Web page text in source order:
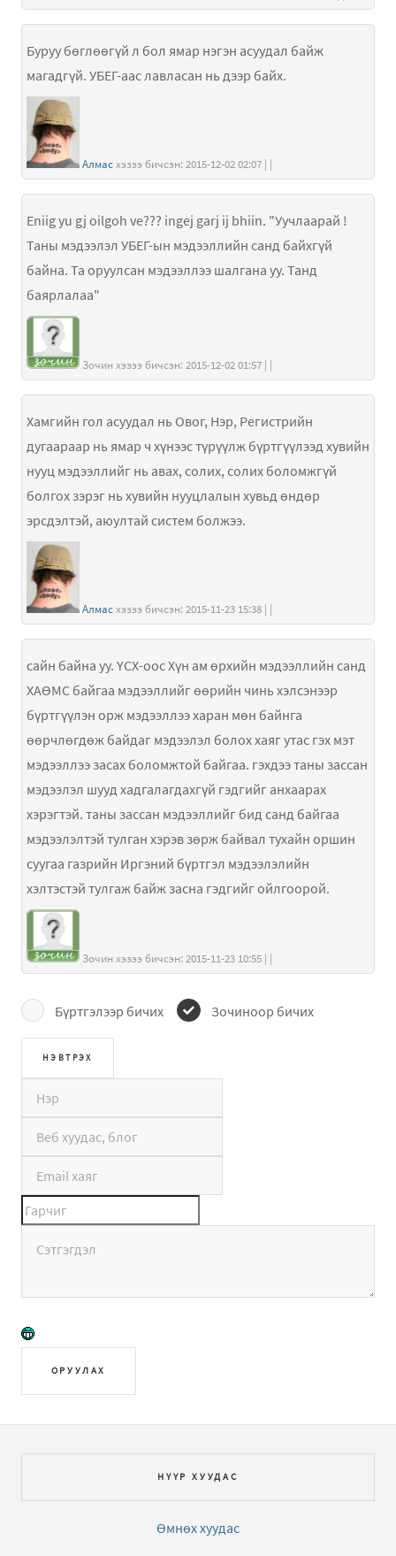
Буруу бөглөөгүй л бол ямар нэгэн асуудал байж
магадгүй. УБЕГ-аас лавласан нь дээр байх.
Алмас хэзээ бичсэн: 2015-12-02 02:07 | |
Eniig yu gj oilgoh ve??? ingej garj ij bhiin. "Уучлаарай !
Таны мэдээлэл УБЕГ-ын мэдээллийн санд байхгүй
байна. Та оруулсан мэдээллээ шалгана уу. Танд
баярлалаа"
Зочин хэзээ бичсэн: 2015-12-02 01:57 | |
Хамгийн гол асуудал нь Овог, Нэр, Регистрийн
дугаараар нь ямар ч хүнээс түрүүлж бүртгүүлээд хувийн
нууц мэдээллийг нь авах, солих, солих боломжгүй
болгох зэрэг нь хувийн нууцлалын хувьд өндөр
эрсдэлтэй, аюултай систем болжээ.
Алмас хэзээ бичсэн: 2015-11-23 15:38 | |
сайн байна уу. ҮСХ-оос Хүн ам өрхийн мэдээллийн санд
ХАӨМС байгаа мэдээллийг өөрийн чинь хэлсэнээр
бүртгүүлэн орж мэдээллээ харан мөн байнга
өөрчлөгдөж байдаг мэдээлэл болох хаяг утас гэх мэт
мэдээллээ засах боломжтой байгаа. гэхдээ таны зассан
мэдээлэл шууд хадгалагдахгүй гэдгийг анхаарах
хэрэгтэй. таны зассан мэдээллийг бид санд байгаа
мэдээлэлтэй тулган хэрэв зөрж байвал тухайн оршин
суугаа газрийн Иргэний бүртгэл мэдээлэлийн
хэлтэстэй тулгаж байж засна гэдгийг ойлгоорой.
Зочин хэзээ бичсэн: 2015-11-23 10:55 | |
Бүртгэлээр бичих Зочиноор бичих
ОРУУЛАХ
НҮҮР ХУУДАС
Өмнөх хуудас